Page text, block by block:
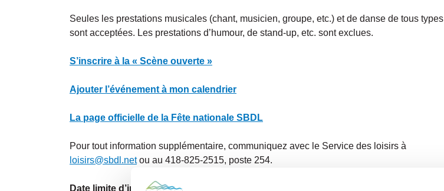
Seules les prestations musicales (chant, musicien, groupe, etc.) et de danse de tous types
sont acceptées. Les prestations d’humour, de stand-up, etc. sont exclues.
S’inscrire à la « Scène ouverte »
Ajouter l’événement à mon calendrier
La page officielle de la Fête nationale SBDL
Pour tout information supplémentaire, communiquez avec le Service des loisirs à
loisirs@sbdl.netou au 418-825-2515, poste 254.
Date limite d’inscription : 3 juin